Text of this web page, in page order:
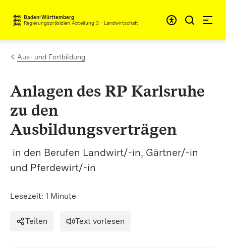
Zum Inhalt springen
Baden-Württemberg
Regierungspräsidien Abteilung 3 - Landwirtschaft
Aus- und Fortbildung
Anlagen des RP Karlsruhe
zu den
Ausbildungsverträgen
in den Berufen Landwirt/-in, Gärtner/-in
und Pferdewirt/-in
Lesezeit: 1 Minute
Teilen Text vorlesen